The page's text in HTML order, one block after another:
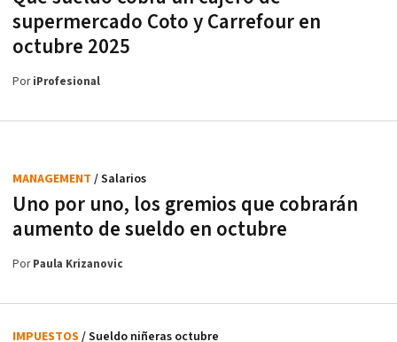
supermercado Coto y Carrefour en
octubre 2025
PoriProfesional
Uno por uno, los gremios que cobrarán
aumento de sueldo en octubre
MANAGEMENT / Salarios
PorPaula Krizanovic
IMPUESTOS / Sueldo niñeras octubre